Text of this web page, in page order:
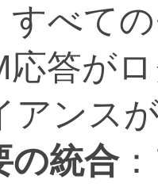
すべて
応答が
アンス
の統合